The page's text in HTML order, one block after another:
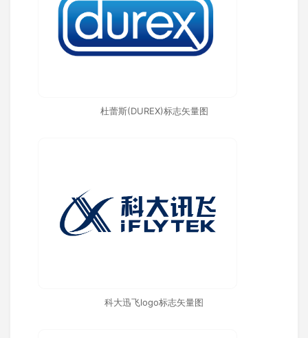
杜蕾斯(DUREX)标志矢量图
科大迅飞logo标志矢量图